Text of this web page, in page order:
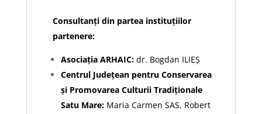
Consultanţi din partea instituțiilor
partenere:
Asociația ARHAIC: dr. Bogdan ILIEȘ
Centrul Județean pentru Conservarea
și Promovarea Culturii Tradiționale
Satu Mare:Maria Carmen SAS, Robert